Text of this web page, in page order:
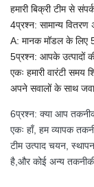
हमारी बिक्री टीम से
4प्रश्न: सामान्य वितरण
A: मानक मॉडल के लिए
5प्रश्न: आपके उत्पादों
एकः हमारी वारंटी
अपने सवालों के साथ
6प्रश्न: क्या आप
एकः हाँ, हम व्यापक
टीम उत्पाद चयन,
है,और कोई अन्य